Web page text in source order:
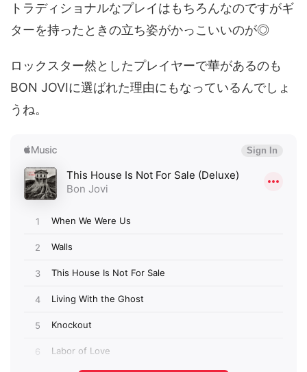
トラディショナルなプレイはもちろんなのですがギ
ターを持ったときの立ち姿がかっこいいのが◎
ロックスター然としたプレイヤーで華があるのも
BON JOVIに選ばれた理由にもなっているんでしょ
うね。